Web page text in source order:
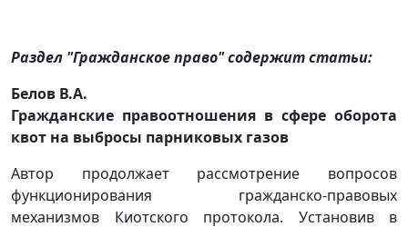
Раздел "Гражданское право" содержит статьи:
Белов В.А.
Гражданские правоотношения в сфере оборота
квот на выбросы парниковых газов
Автор продолжает рассмотрение вопросов
функционирования гражданско-правовых
механизмов Киотского протокола. Установив в